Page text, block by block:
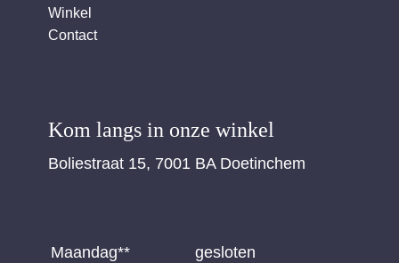
Winkel
Contact
Kom langs in onze winkel
Boliestraat 15, 7001 BA Doetinchem
Maandag**
gesloten